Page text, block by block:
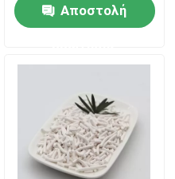
Αποστολή